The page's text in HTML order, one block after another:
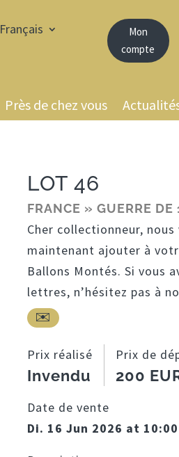
Français
Mon
compte
Près de chez vous
LOT 46
FRANCE » GUERRE
Cher collectionneur,
maintenant ajouter à
Ballons Montés. Si vous
lettres, n’hésitez pas à
Prix réalisé
Invendu
Prix de
200
Date de vente
Di. 16 Jun 2026 at